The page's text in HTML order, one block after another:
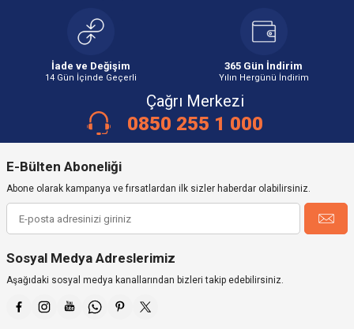
İade ve Değişim
14 Gün İçinde Geçerli
365 Gün İndirim
Yılın Hergünü İndirim
Çağrı Merkezi
0850 255 1 000
E-Bülten Aboneliği
Abone olarak kampanya ve fırsatlardan ilk sizler haberdar olabilirsiniz.
Sosyal Medya Adreslerimiz
Aşağıdaki sosyal medya kanallarından bizleri takip edebilirsiniz.